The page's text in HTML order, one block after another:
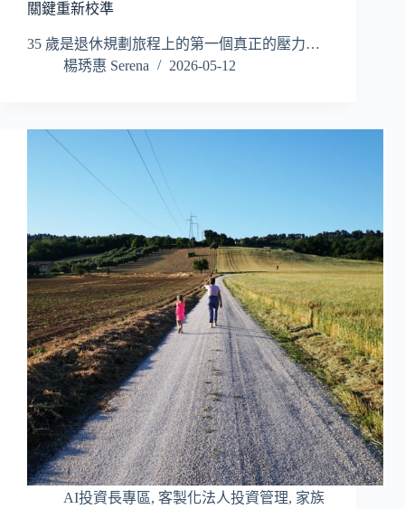
關鍵重新校準
35 歲是退休規劃旅程上的第一個真正的壓力…
楊琇惠 Serena
2026-05-12
AI投資長專區, 客製化法人投資管理, 家族